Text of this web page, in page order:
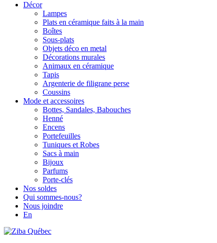
Décor
Lampes
Plats en céramique faits à la main
Boîtes
Sous-plats
Objets déco en metal
Décorations murales
Animaux en céramique
Tapis
Argenterie de filigrane perse
Coussins
Mode et accessoires
Bottes, Sandales, Babouches
Henné
Encens
Portefeuilles
Tuniques et Robes
Sacs à main
Bijoux
Parfums
Porte-clés
Nos soldes
Qui sommes-nous?
Nous joindre
En